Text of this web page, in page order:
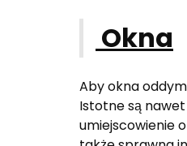
Okna
Aby okna
Istotne są
umiejscowienie